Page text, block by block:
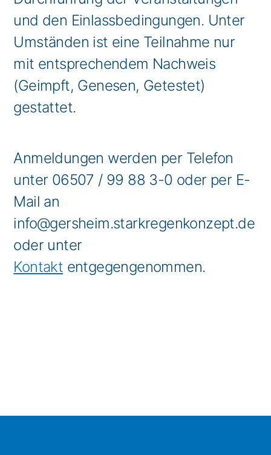
und den Einlassbedingungen. Unter
Umständen ist eine Teilnahme nur
mit entsprechendem Nachweis
(Geimpft, Genesen, Getestet)
gestattet.
Anmeldungen werden per Telefon
unter 06507 / 99 88 3-0 oder per E-
Mail an
info@gersheim.starkregenkonzept.de
oder unter
Kontakt entgegengenommen.